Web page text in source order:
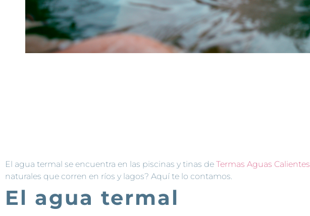
El agua termal se encuentra en las piscinas y tinas de Termas Aguas Calientes
naturales que corren en ríos y lagos? Aquí te lo contamos.
El agua termal